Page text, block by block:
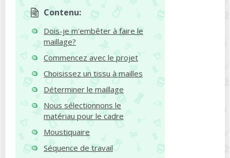
Contenu:
Dois-je m'embêter à faire le
maillage?
Commencez avec le projet
Choisissez un tissu à mailles
Déterminer le maillage
Nous sélectionnons le
matériau pour le cadre
Moustiquaire
Séquence de travail